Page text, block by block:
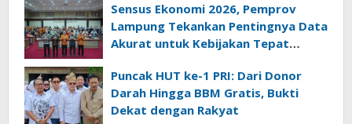
Sensus Ekonomi 2026, Pemprov
Lampung Tekankan Pentingnya Data
Akurat untuk Kebijakan Tepat
Puncak HUT ke-1 PRI: Dari Donor
Darah Hingga BBM Gratis, Bukti
Dekat dengan Rakyat